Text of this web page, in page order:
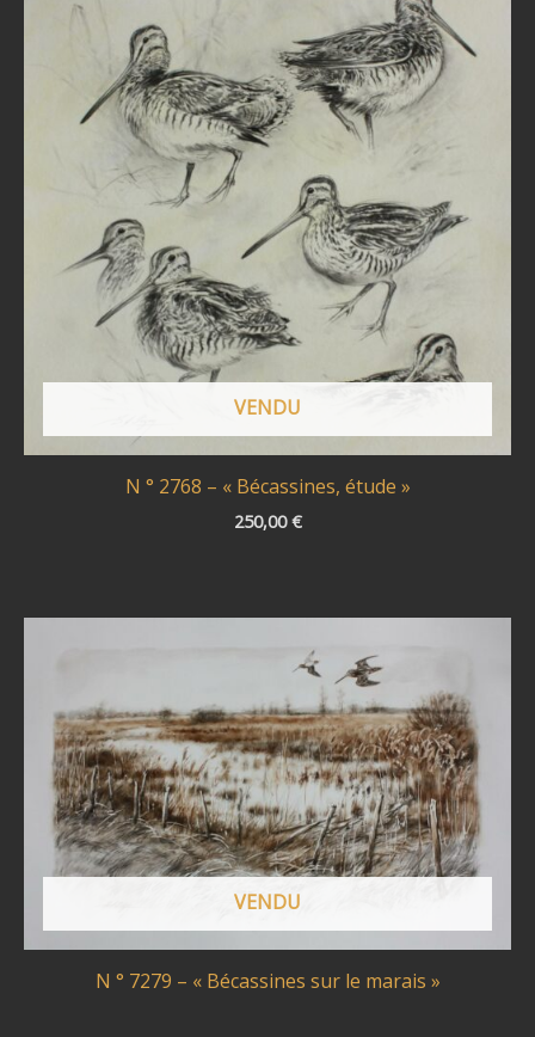
VENDU
N ° 2768 – « Bécassines, étude »
250,00€
VENDU
N ° 7279 – « Bécassines sur le marais »